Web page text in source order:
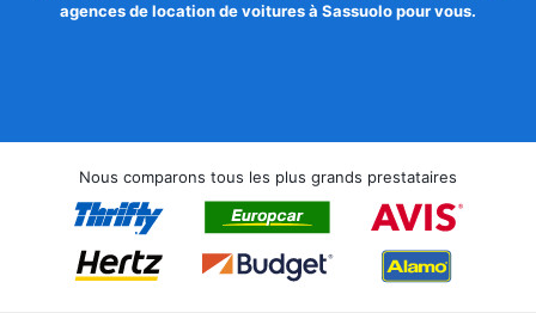
agences de location de voitures à Sassuolo pour vous.
Nous comparons tous les plus grands prestataires